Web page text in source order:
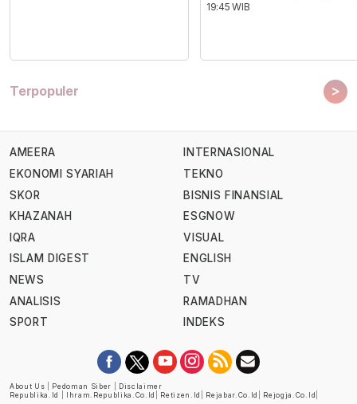
19:45 WIB
Terpopuler >
AMEERA
EKONOMI SYARIAH
SKOR
KHAZANAH
IQRA
ISLAM DIGEST
NEWS
ANALISIS
SPORT
INTERNASIONAL
TEKNO
BISNIS FINANSIAL
ESGNOW
VISUAL
ENGLISH
TV
RAMADHAN
INDEKS
About Us Pedoman Siber
Disclaimer
Republika.id
Ihram.republika.co.id Retizen.id Rejabar.co.id Rejogja.co.id